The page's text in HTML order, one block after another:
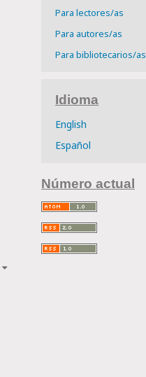
Para lectores/as
Para autores/as
Para bibliotecarios/as
Idioma
English
Español
Número actual